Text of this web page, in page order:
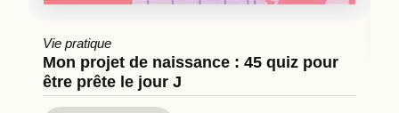
Vie pratique
Mon projet de naissance : 45 quiz pour
être prête le jour J